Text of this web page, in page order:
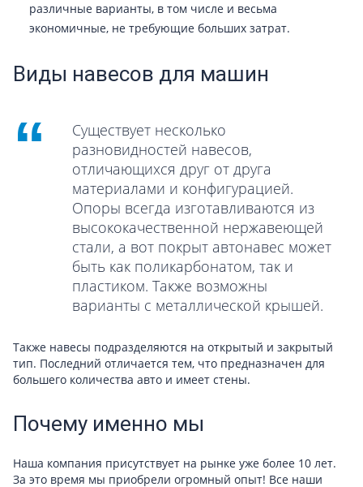
различные варианты, в том числе и весьма
экономичные, не требующие больших затрат.
Виды навесов для машин
Существует несколько
разновидностей навесов,
отличающихся друг от друга
материалами и конфигурацией.
Опоры всегда изготавливаются из
высококачественной нержавеющей
стали, а вот покрыт автонавес может
быть как поликарбонатом, так и
пластиком. Также возможны
варианты с металлической крышей.
Также навесы подразделяются на открытый и закрытый
тип. Последний отличается тем, что предназначен для
большего количества авто и имеет стены.
Почему именно мы
Наша компания присутствует на рынке уже более 10 лет.
За это время мы приобрели огромный опыт! Все наши